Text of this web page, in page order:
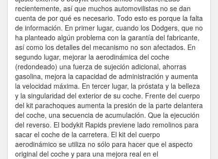
recientemente, así que muchos automovilistas no se dan
cuenta de por qué es necesario. Todo esto es porque la falta
de información. En primer lugar, cuando los Dodgers, que no
ha planteado algún problema con la garantía del fabricante,
así como los detalles del mecanismo no son afectados. En
segundo lugar, mejorar la aerodinámica del coche
(redondeado) una fuerza de sujeción adicional, ahorras
gasolina, mejora la capacidad de administración y aumenta
la velocidad máxima. En tercer lugar, la próstata y la belleza
y la singularidad del exterior de su coche. Frente del cuerpo
del kit parachoques aumenta la presión de la parte delantera
del coche, una secuencia de acumulación. Que la ejecución
del reverso. El bodykit Rapids previene lado remolinos para
sacar el coche de la carretera. El kit del cuerpo
aerodinámico se utiliza no sólo para hacer que el aspecto
original del coche y para una mejora real en el